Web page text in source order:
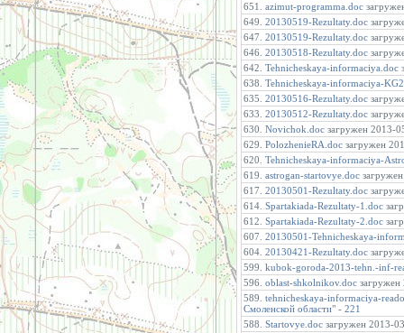
651. azimut-programma.doc
649. 20130519-Rezultaty.doc
647. 20130519-Rezultaty.doc
646. 20130518-Rezultaty.doc
642. Tehnicheskaya-informaciya.doc
638. Tehnicheskaya-informaciya-
635. 20130516-Rezultaty.doc
633. 20130512-Rezultaty.doc
630. Novichok.doc загружен 2013-
629. PolozhenieRA.doc загружен
620. Tehnicheskaya-informaciya-
619. astrogan-startovye.doc
617. 20130501-Rezultaty.doc
614. Spartakiada-Rezultaty-1.doc
612. Spartakiada-Rezultaty-2.doc
607. 20130501-Tehnicheskaya-
604. 20130421-Rezultaty.doc
599. kubok-goroda-2013-tehn.-inf-
596. oblast-shkolnikov.doc загружен
589. tehnicheskaya-informaciya-
Смоленской области" - 221
588. Startovye.doc загружен 2013-